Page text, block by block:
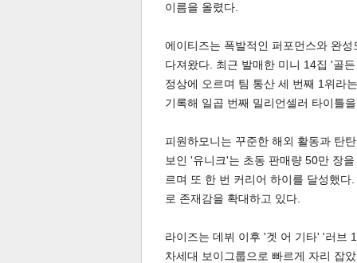
이름을 올렸다.
에이티즈는 폭발적인 퍼포먼스와 완
다져왔다. 최근 발매한 미니 14집 '골
정상에 오르며 팀 통산 세 번째 1위라
기록해 일곱 번째 밀리언셀러 타이틀
피원하모니는 꾸준한 해외 활동과 탄
보인 '유니크'는 초동 판매량 50만 장
르며 또 한 번 커리어 하이를 달성했
로 존재감을 확대하고 있다.
라이즈는 데뷔 이후 '겟 어 기타' '러브
차세대 보이그룹으로 빠르게 자리 잡